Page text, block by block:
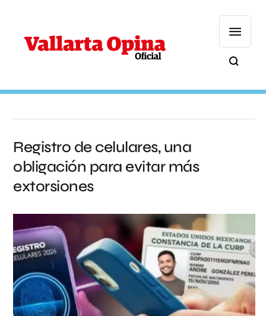
Registro de celulares, una
obligación para evitar más
extorsiones